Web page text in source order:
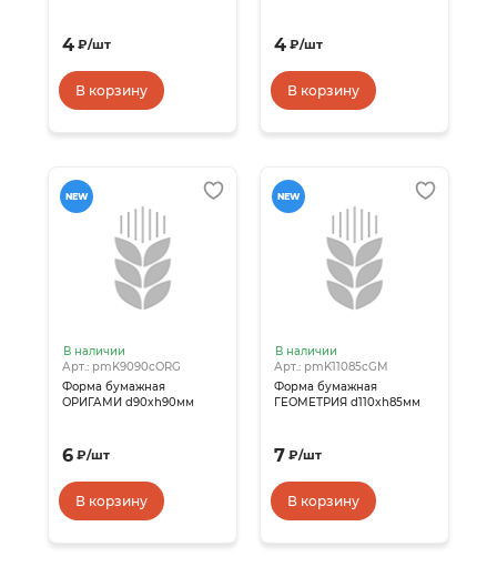
4 ₽/шт
В корзину
4 ₽/шт
В корзину
NEW
В наличии
Арт.: pmK9090сORG
Форма бумажная
ОРИГАМИ d90xh90мм
6 ₽/шт
В корзину
NEW
В наличии
Арт.: pmK11085сGM
Форма бумажная
ГЕОМЕТРИЯ d110xh85мм
7 ₽/шт
В корзину